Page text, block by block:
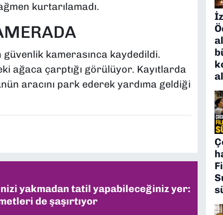
kurtarılamadı.
kamerasınca kaydedildi.
ağaca çarptığı görülüyor. Kayıtlarda
aracını park ederek yardıma geldiği
yakmadan tatil yapabileceğiniz yer:
de şaşırtıyor